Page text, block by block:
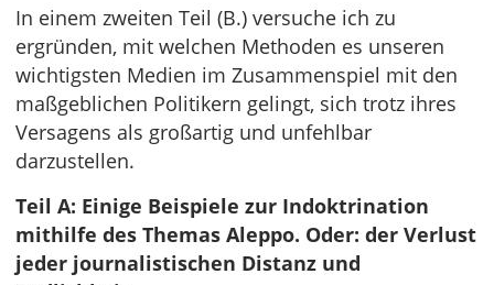
In einem zweiten Teil (B.) versuche ich zu
ergründen, mit welchen Methoden es unseren
wichtigsten Medien im Zusammenspiel mit den
maßgeblichen Politikern gelingt, sich trotz ihres
Versagens als großartig und unfehlbar
darzustellen.
Teil A: Einige Beispiele zur Indoktrination
mithilfe des Themas Aleppo. Oder: der Verlust
jeder journalistischen Distanz und